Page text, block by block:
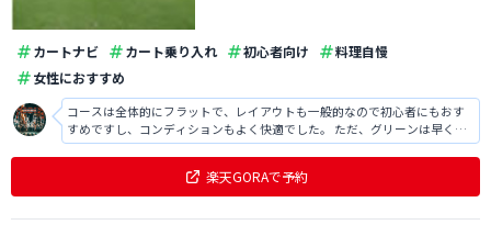
カートナビ カート乗り入れ 初心者向け
料理自慢
女性におすすめ
コースは全体的にフラットで、レイアウトも一般的なので初心者にもおす
すめですし、コンディションもよく快適でした。 ただ、グリーンは早くて
難しかったですし、若干待ち時間が長くて気になりました。
楽天GORAで予約